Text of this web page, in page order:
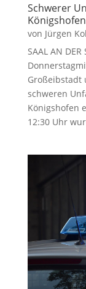
Schwerer
von Jürgen
SAAL AN DER
Großeibstadt
schweren
Königshofen
12:30 Uhr